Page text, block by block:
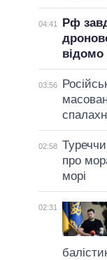
04:41
Рф
відомо
03:56
02:58
про
морі
02:31